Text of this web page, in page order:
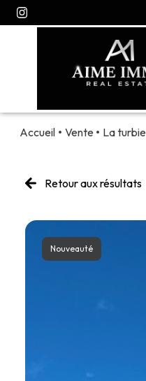
Accueil Vente La turbie
Retour aux résultats
Nouveauté